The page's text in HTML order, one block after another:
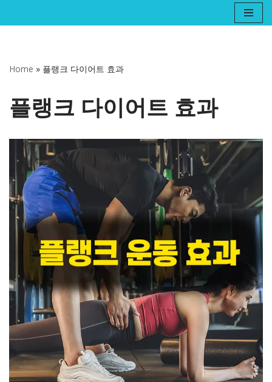
너
뛰
Home » 플랭크 다이어트 효과
플랭크 다이어트 효과